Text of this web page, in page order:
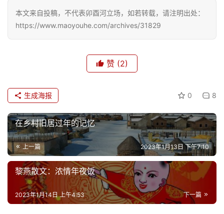
情
感
旅
游
育
儿
娱
登录 注册
本文来自投稿，不代表卯酉河立场，如若转载，请注明出处：
https://www.maoyouhe.com/archives/31829
赞 (2)
0 8
生成海报
在乡村旧居过年的记忆
上一篇 2023年1月13日 下午7:10
黎燕散文：浓情年夜饭
下一篇
2023年1月14日 上午4:53